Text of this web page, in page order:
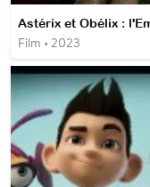
Film • 2023